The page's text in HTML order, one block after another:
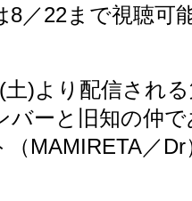
8／22まで視聴可
)より配信され
バーと旧知の仲
（MAMIRETA／